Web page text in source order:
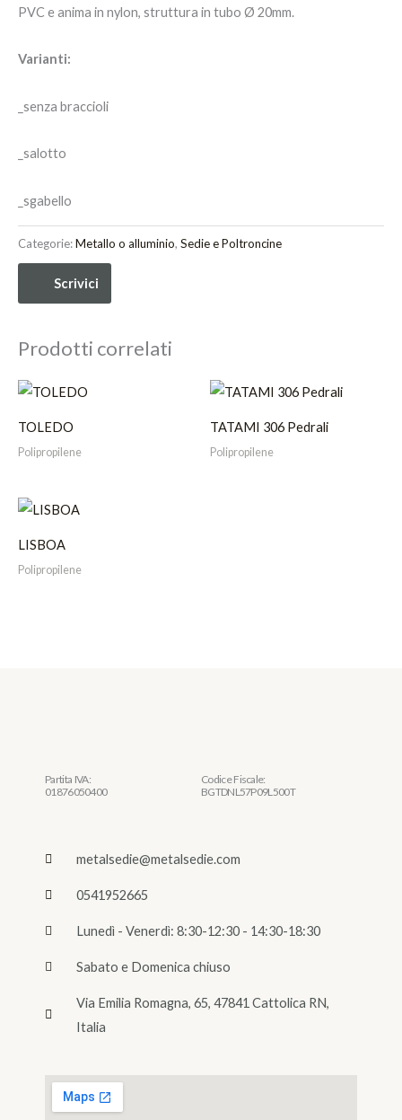
PVC e anima in nylon, struttura in tubo Ø 20mm.
Varianti:
_senza braccioli
_salotto
_sgabello
Categorie:Metallo o alluminio, Sedie e Poltroncine
Scrivici
Prodotti correlati
TOLEDO
Polipropilene
TATAMI 306 Pedrali
Polipropilene
LISBOA
Polipropilene
Partita IVA:
01876050400
Codice Fiscale:
BGTDNL57P09L500T
metalsedie@metalsedie.com
0541952665
Lunedì - Venerdì: 8:30-12:30 - 14:30-18:30
Sabato e Domenica chiuso
Via Emilia Romagna, 65, 47841 Cattolica RN,
Italia